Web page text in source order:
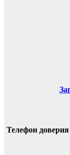
Телефон